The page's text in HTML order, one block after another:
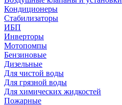
Кондиционеры
Стабилизаторы
ИБП
Инверторы
Мотопомпы
Бензиновые
Дизельные
Для чистой воды
Для грязной воды
Для химических жидкостей
Пожарные